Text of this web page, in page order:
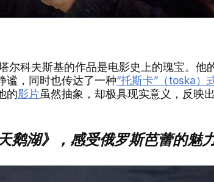
科夫斯基的作品是电影史上的瑰宝。他
谧，同时也传达了一种“托斯卡”（toska）
的影片虽然抽象，却极具现实意义，反映
湖》，感受俄罗斯芭蕾的魅